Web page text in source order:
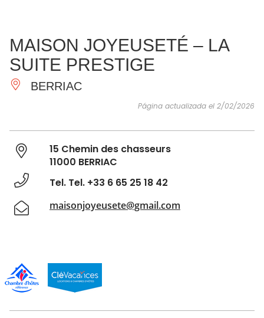
IMPRESCINDIBLES
HACER
INSPIRACIONES
MAISON JOYEUSETÉ – LA
SUITE PRESTIGE
BERRIAC
Página actualizada el 2/02/2026
15 Chemin des chasseurs
11000 BERRIAC
Tel. Tel. +33 6 65 25 18 42
maisonjoyeusete@gmail.com